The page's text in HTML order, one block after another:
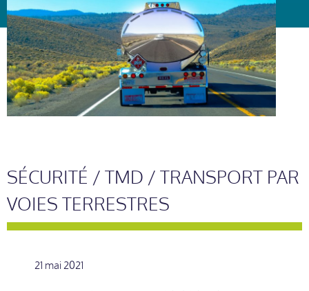
SÉCURITÉ / TMD / TRANSPORT PAR
VOIES TERRESTRES
21 mai 2021